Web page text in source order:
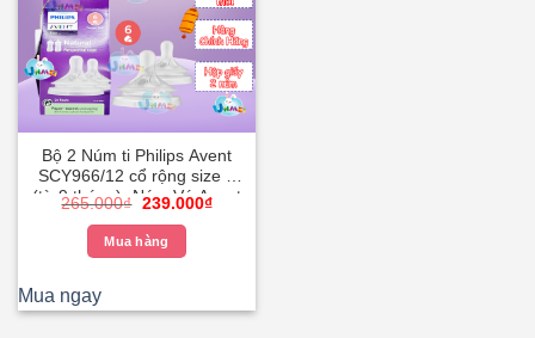
Bộ 2 Núm ti Philips Avent
SCY966/12 cổ rộng size 6
(từ 9 tháng) -Núm Vú Avent
265.000₫ Giá
là:
265.000₫.
239.000₫Giá
Mua hàng
Mua ngay